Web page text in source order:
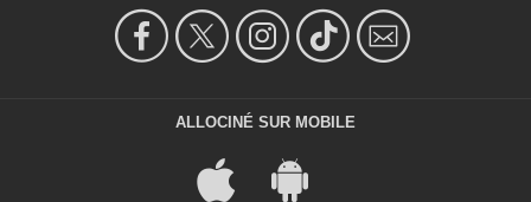
ALLOCINÉ SUR MOBILE